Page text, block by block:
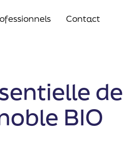
Contact
de
BIO